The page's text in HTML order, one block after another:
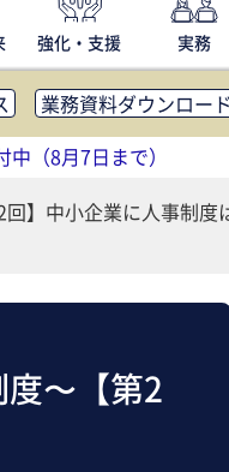
強化・支援 実務
業務資料ダウンロード
活性化
FM・オフィ
・BPO
調査・レポート
（8月7日まで）
】中小企業に人事制度
〜【第2